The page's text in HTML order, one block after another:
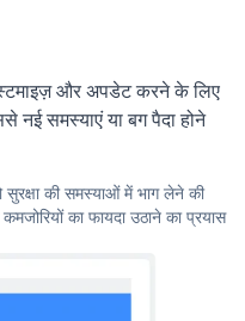
और अपडेट करने के लिए
समस्याएं या बग पैदा होने
की समस्याओं में भाग लेने की
का फायदा उठाने का प्रयास